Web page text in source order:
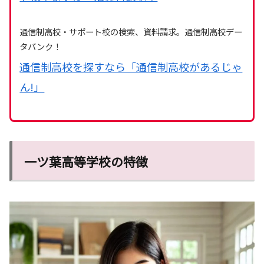
通信制高校・サポート校の検索、資料請求。通信制高校デー
タバンク！
通信制高校を探すなら「通信制高校があるじゃ
ん!」
一ツ葉高等学校の特徴